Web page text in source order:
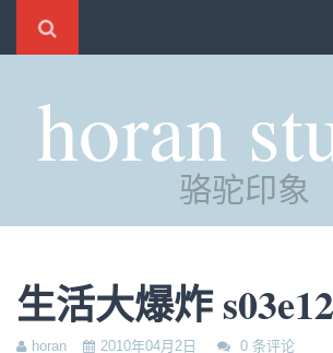
时光
评分
管理
horan
骆驼印象
生活大爆炸
horan 2010年04月2日 0 条评论